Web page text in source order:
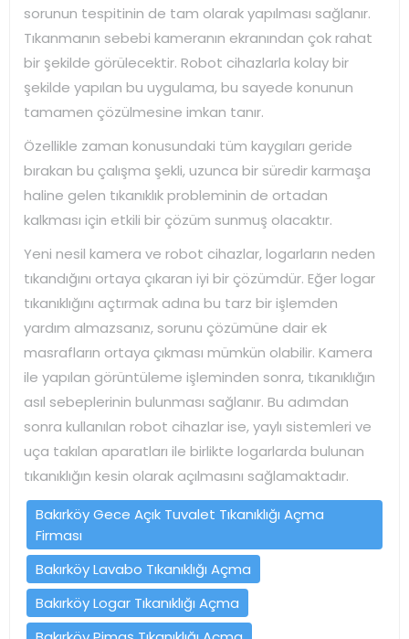
sorunun tespitinin de tam olarak yapılması sağlanır.
Tıkanmanın sebebi kameranın ekranından çok rahat
bir şekilde görülecektir. Robot cihazlarla kolay bir
şekilde yapılan bu uygulama, bu sayede konunun
tamamen çözülmesine imkan tanır.
Özellikle zaman konusundaki tüm kaygıları geride
bırakan bu çalışma şekli, uzunca bir süredir karmaşa
haline gelen tıkanıklık probleminin de ortadan
kalkması için etkili bir çözüm sunmuş olacaktır.
Yeni nesil kamera ve robot cihazlar, logarların neden
tıkandığını ortaya çıkaran iyi bir çözümdür. Eğer logar
tıkanıklığını açtırmak adına bu tarz bir işlemden
yardım almazsanız, sorunu çözümüne dair ek
masrafların ortaya çıkması mümkün olabilir. Kamera
ile yapılan görüntüleme işleminden sonra, tıkanıklığın
asıl sebeplerinin bulunması sağlanır. Bu adımdan
sonra kullanılan robot cihazlar ise, yaylı sistemleri ve
uça takılan aparatları ile birlikte logarlarda bulunan
tıkanıklığın kesin olarak açılmasını sağlamaktadır.
Bakırköy Gece Açık Tuvalet Tıkanıklığı Açma
Firması
Bakırköy Lavabo Tıkanıklığı Açma
Bakırköy Logar Tıkanıklığı Açma